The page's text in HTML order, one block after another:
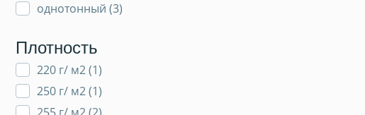
однотонный (3)
Плотность
220 г/ м2 (1)
250 г/ м2 (1)